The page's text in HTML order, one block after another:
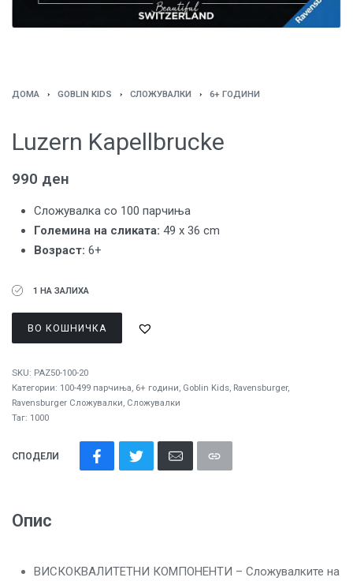
ДОМА › GOBLIN KIDS › СЛОЖУВАЛКИ › 6+ ГОДИНИ
Luzern Kapellbrucke
990 ден
Сложувалка со 100 парчиња
Големина на сликата: 49 x 36 cm
Возраст: 6+
1 НА ЗАЛИХА
ВО КОШНИЧКА
SKU: PAZ50-100-20
Категории: 100-499 парчиња, 6+ години, Goblin Kids, Ravensburger,
Ravensburger Сложувалки, Сложувалки
Таг: 1000
СПОДЕЛИ
Опис
ВИСКОКВАЛИТЕТНИ КОМПОНЕНТИ – Сложувалките на